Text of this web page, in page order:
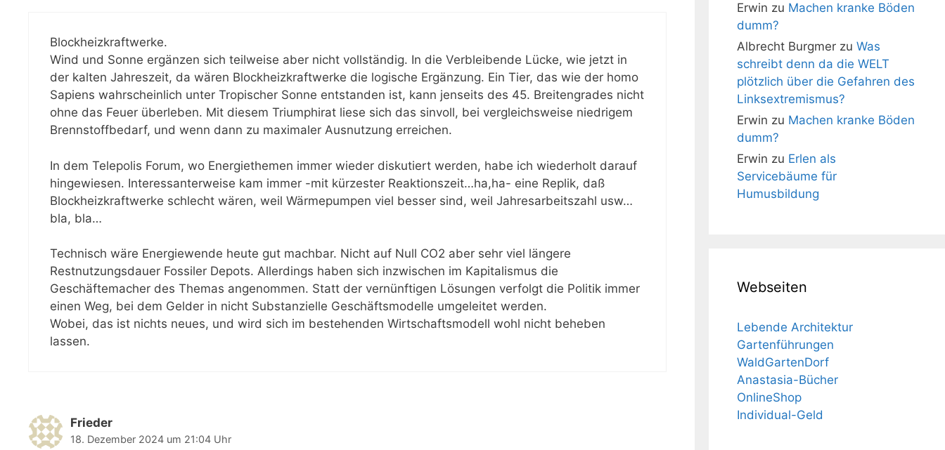
Blockheizkraftwerke.
Wind und Sonne ergänzen sich teilweise aber nicht vollständig. In die Verbleibende Lücke, wie jetzt in
der kalten Jahreszeit, da wären Blockheizkraftwerke die logische Ergänzung. Ein Tier, das wie der homo
Sapiens wahrscheinlich unter Tropischer Sonne entstanden ist, kann jenseits des 45. Breitengrades nicht
ohne das Feuer überleben. Mit diesem Triumphirat liese sich das sinvoll, bei vergleichsweise niedrigem
Brennstoffbedarf, und wenn dann zu maximaler Ausnutzung erreichen.
In dem Telepolis Forum, wo Energiethemen immer wieder diskutiert werden, habe ich wiederholt darauf
hingewiesen. Interessanterweise kam immer -mit kürzester Reaktionszeit…ha,ha- eine Replik, daß
Blockheizkraftwerke schlecht wären, weil Wärmepumpen viel besser sind, weil Jahresarbeitszahl usw…
bla, bla…
Technisch wäre Energiewende heute gut machbar. Nicht auf Null CO2 aber sehr viel längere
Restnutzungsdauer Fossiler Depots. Allerdings haben sich inzwischen im Kapitalismus die
Geschäftemacher des Themas angenommen. Statt der vernünftigen Lösungen verfolgt die Politik immer
einen Weg, bei dem Gelder in nicht Substanzielle Geschäftsmodelle umgeleitet werden.
Wobei, das ist nichts neues, und wird sich im bestehenden Wirtschaftsmodell wohl nicht beheben
lassen.
Frieder
18. Dezember 2024 um 21:04 Uhr
Erwin zu Machen kranke Böden
dumm?
Albrecht Burgmer zu Was
schreibt denn da die WELT
plötzlich über die Gefahren des
Linksextremismus?
Erwin zu Machen kranke Böden
dumm?
Erwin zu Erlen als
Servicebäume für
Humusbildung
Webseiten
Lebende Architektur
Gartenführungen
WaldGartenDorf
Anastasia-Bücher
OnlineShop
Individual-Geld